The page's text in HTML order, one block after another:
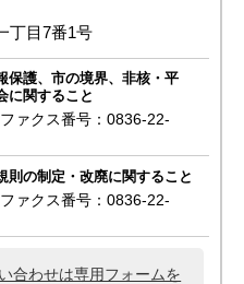
丁目7番1号
保護、市の境界、非核・平
に関すること
ァクス番号：0836-22-
則の制定・改廃に関すること
ァクス番号：0836-22-
合わせは専用フォームを